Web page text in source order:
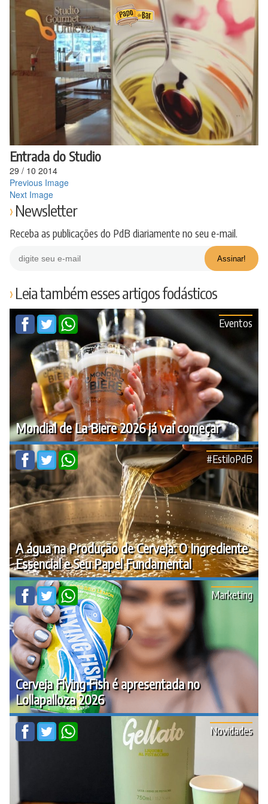
Entrada do Studio
29 / 10 2014
Previous Image
Next Image
Newsletter
Receba as publicações do PdB diariamente no seu e-mail.
Leia também esses artigos fodásticos
Mondial de La Biere 2026 já vai começar
Eventos
A água na Produção de Cerveja: O Ingrediente
Essencial e Seu Papel Fundamental
#EstiloPdB
Cerveja Flying Fish é apresentada no
Lollapalloza 2026
Marketing
Novidades